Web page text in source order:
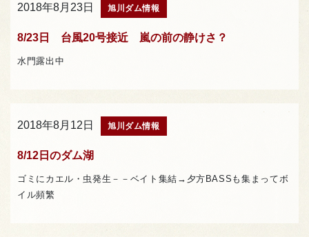
2018年8月23日 旭川ダム情報
8/23日 台風20号接近 嵐の前の静けさ？
水門露出中
2018年8月12日 旭川ダム情報
8/12日のダム湖
ゴミにカエル・虫発生－－ベイト集結→夕方BASSも集まってボ
イル頻繁